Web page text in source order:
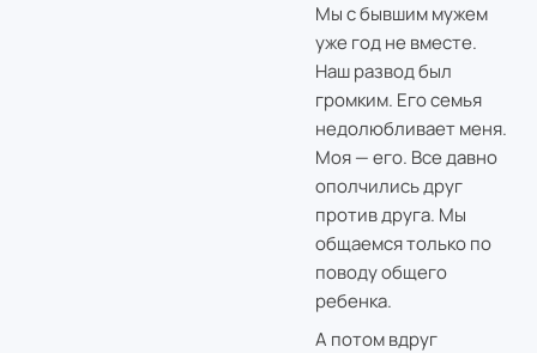
Мы с бывшим мужем
уже год не вместе.
Наш развод был
громким. Его семья
недолюбливает меня.
Моя — его. Все давно
ополчились друг
против друга. Мы
общаемся только по
поводу общего
ребенка.
А потом вдруг